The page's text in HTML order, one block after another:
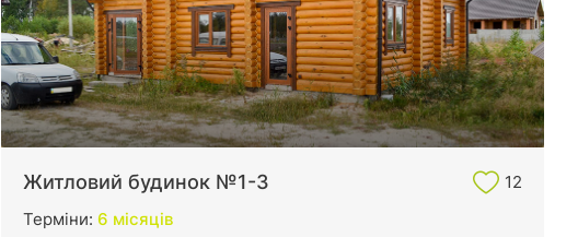
Житловий будинок №1-3
12
Терміни: 6 місяців